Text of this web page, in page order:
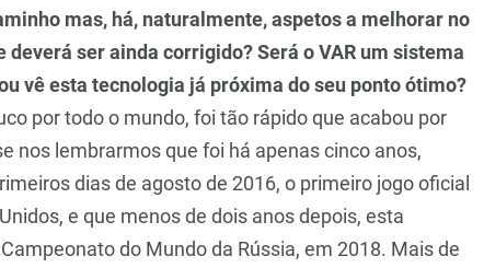
mas, há, naturalmente, aspetos a melhorar no
deverá ser ainda corrigido? Será o VAR um sistema
vê esta tecnologia já próxima do seu ponto ótimo?
por todo o mundo, foi tão rápido que acabou por
nos lembrarmos que foi há apenas cinco anos,
dias de agosto de 2016, o primeiro jogo oficial
e que menos de dois anos depois, esta
do Mundo da Rússia, em 2018. Mais de